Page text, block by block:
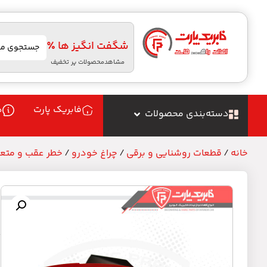
شگفت انگیز ها ٪
مشاهدمحصولات پر تخفیف
دسته‌بندی محصولات فابریک پارت
خانه / قطعات روشنایی و برقی / چراغ خودرو / خطر عقب و